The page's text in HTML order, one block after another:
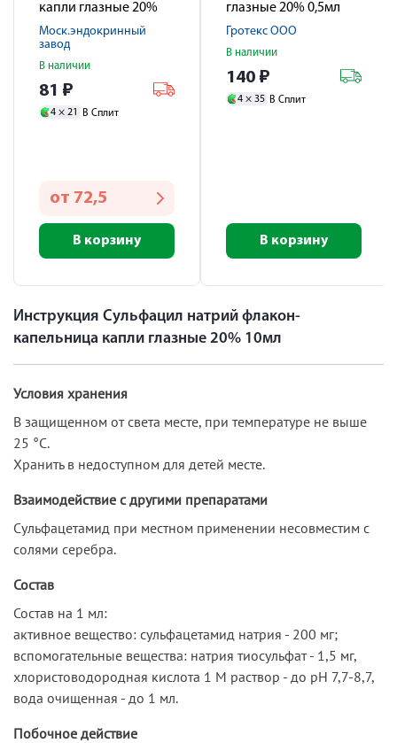
капли глазные 20%
1,5мл №2
Моск.эндокринный
завод
В наличии
81 ₽
4 × 21 В Сплит
от 72,5
В корзину
глазные 20% 0,5мл
№5
Гротекс ООО
В наличии
140 ₽
4 × 35 В Сплит
В корзину
Инструкция Сульфацил натрий флакон-
капельница капли глазные 20% 10мл
Условия хранения
В защищенном от света месте, при температуре не выше
25 °С.
Хранить в недоступном для детей месте.
Взаимодействие с другими препаратами
Сульфацетамид при местном применении несовместим с
солями серебра.
Состав
Состав на 1 мл:
активное вещество: сульфацетамид натрия - 200 мг;
вспомогательные вещества: натрия тиосульфат - 1,5 мг,
хлористоводородная кислота 1 М раствор - до рН 7,7-8,7,
вода очищенная - до 1 мл.
Побочное действие